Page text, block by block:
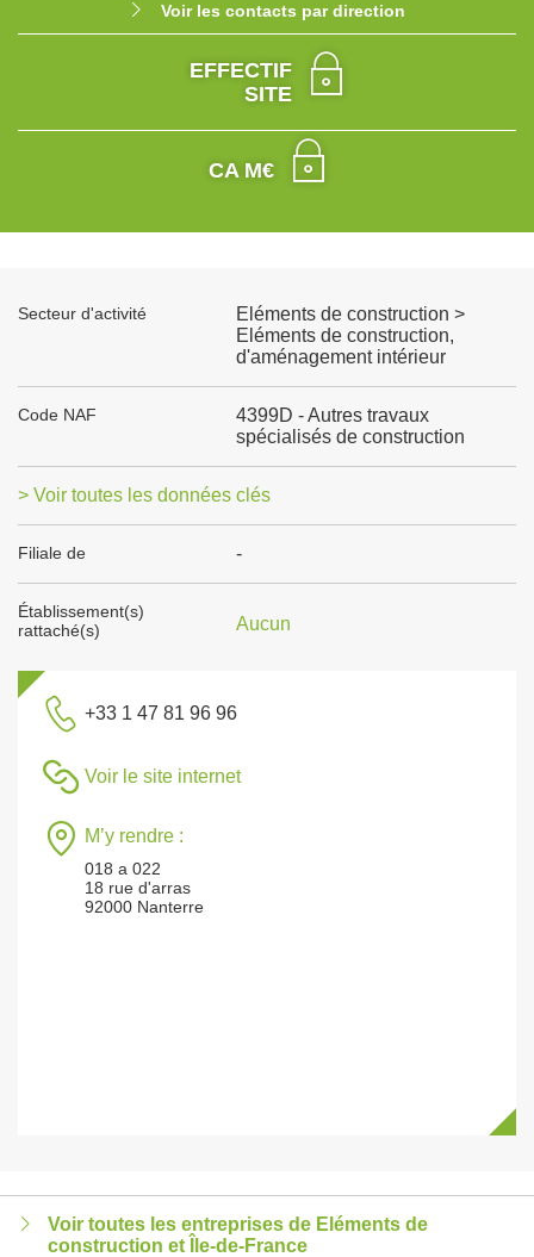
Voir les contacts par direction
EFFECTIF
SITE
CA M€
Secteur d'activité
Eléments de construction >
Eléments de construction,
d'aménagement intérieur
Code NAF
4399D - Autres travaux
spécialisés de construction
> Voir toutes les données clés
Filiale de -
Établissement(s)
rattaché(s)
Aucun
+33 1 47 81 96 96
Voir le site internet
M’y rendre :
018 a 022
18 rue d'arras
92000 Nanterre
Voir toutes les entreprises de Eléments de
construction et Île-de-France